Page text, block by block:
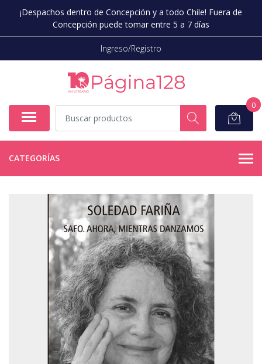
¡Despachos dentro de Concepción y a todo Chile! Fuera de
Concepción puede tomar entre 5 a 7 días
Ingreso/Registro
0
CATEGORÍAS